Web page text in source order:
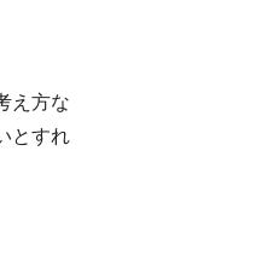
え方な
とすれ